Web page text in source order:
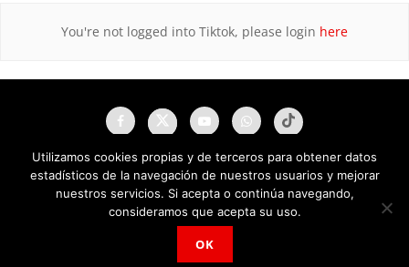
You're not logged into Tiktok, please login here
NAU Noticias A Tiempo Universales © 2025
Utilizamos cookies propias y de terceros para obtener datos
estadísticos de la navegación de nuestros usuarios y mejorar
nuestros servicios. Si acepta o continúa navegando,
consideramos que acepta su uso.
OK